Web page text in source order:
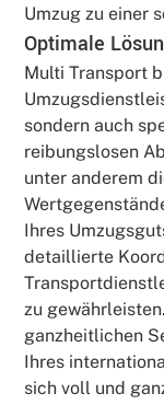
Umzug zu einer
Optimale
Multi Transport
sondern auch
reibungslosen
unter anderem
Ihres
detaillierte
zu
ganzheitlichen
Ihres
sich voll und